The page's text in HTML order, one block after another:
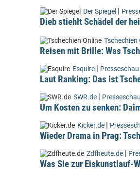
Der Spiegel |
Dieb stiehlt Schädel der
Tschechien
Reisen mit Brille: Was
Esquire | Presseschau
Laut Ranking: Das ist
SWR.de | Presseschau
Um Kosten zu senken:
Kicker.de |
Wieder Drama in Prag:
Zdfheute.de |
Was Sie zur Eiskunstlauf-